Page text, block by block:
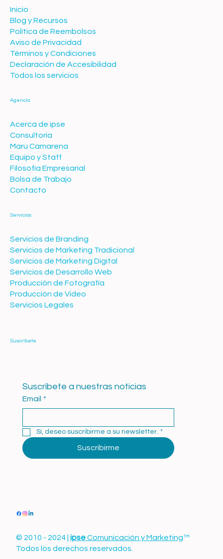
Inicio
Blog y Recursos
Política de Reembolsos
Aviso de Privacidad
Términos y Condiciones
Declaración de Accesibilidad
Todos los servicios
© 2010 - 2024 | ipseComunicación y Marketing™
Todos los derechos reservados.
Agencia
Acerca de ipse
Consultoría
Maru Camarena
Equipo y Staff
Filosofía Empresarial
Bolsa de Trabajo
Contacto
Servicios
Servicios de Branding
Servicios de Marketing Tradicional
Servicios de Marketing Digital
Servicios de Desarrollo Web
Producción de Fotografía
Producción de Video
Servicios Legales
Suscríbete
Suscríbete a nuestras noticias
Email *
Sí, deseo suscribirme a su newsletter. *
Suscribirme